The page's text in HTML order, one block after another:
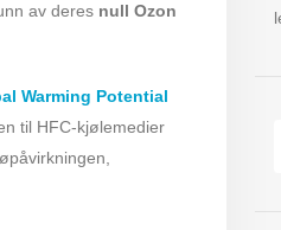
av deres null Ozon
Warming Potential
til HFC-kjølemedier